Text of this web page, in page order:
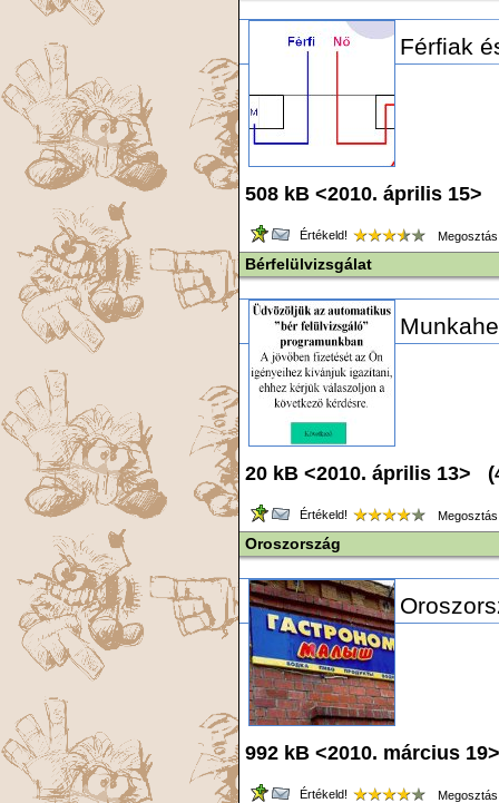
Férfiak
508 kB <2010. április 15>
Értékeld!
Bérfelülvizsgálat
20 kB <2010. április 13> (
Értékeld!
Oroszország
992 kB <2010. március
Értékeld!